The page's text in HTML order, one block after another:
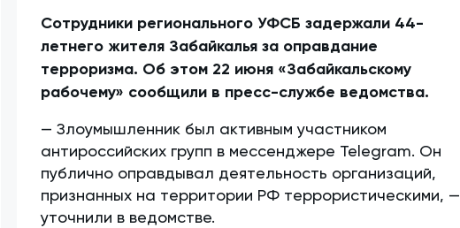
Сотрудники регионального УФСБ задержали 44-
летнего жителя Забайкалья за оправдание
терроризма. Об этом 22 июня «Забайкальскому
рабочему» сообщили в пресс-службе ведомства.
— Злоумышленник был активным участником
антироссийских групп в мессенджере Telegram. Он
публично оправдывал деятельность организаций,
признанных на территории РФ террористическими, —
уточнили в ведомстве.